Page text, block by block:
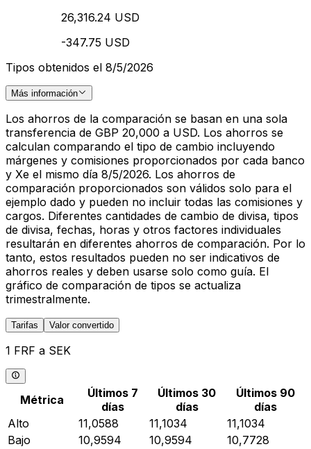
26,316.24 USD
-347.75 USD
Tipos obtenidos el 8/5/2026
Más información
Los ahorros de la comparación se basan en una sola
transferencia de GBP 20,000 a USD. Los ahorros se
calculan comparando el tipo de cambio incluyendo
márgenes y comisiones proporcionados por cada banco
y Xe el mismo día 8/5/2026. Los ahorros de
comparación proporcionados son válidos solo para el
ejemplo dado y pueden no incluir todas las comisiones y
cargos. Diferentes cantidades de cambio de divisa, tipos
de divisa, fechas, horas y otros factores individuales
resultarán en diferentes ahorros de comparación. Por lo
tanto, estos resultados pueden no ser indicativos de
ahorros reales y deben usarse solo como guía. El
gráfico de comparación de tipos se actualiza
trimestralmente.
Tarifas Valor convertido
1 FRF a SEK
Métrica
Últimos 7
días
Últimos 30
días
Últimos 90
días
Alto
11,0588 11,1034
11,1034
Bajo
10,9594 10,9594
10,7728